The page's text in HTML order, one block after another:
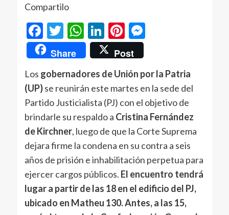
Compartilo
Facebook
Twitter
WhatsApp
LinkedIn
Pinterest
Messenger
Share Post
Los gobernadores de Unión por la Patria
(UP)se reunirán este martes en la sede del
Partido Justicialista (PJ) con el objetivo de
brindarle su respaldo a Cristina Fernández
de Kirchner, luego de que la Corte Suprema
dejara firme la condena en su contra a seis
años de prisión e inhabilitación perpetua para
ejercer cargos públicos. El encuentro tendrá
lugar a partir de las 18 en el edificio del PJ,
ubicado en Matheu 130. Antes, a las 15,